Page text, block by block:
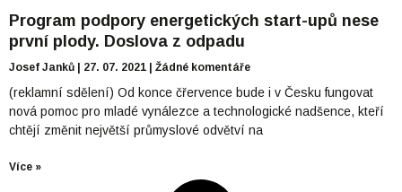
Program podpory energetických start-upů nese
první plody. Doslova z odpadu
Josef Janků 27. 07. 2021 Žádné komentáře
(reklamní sdělení) Od konce čřervence bude i v Česku fungovat
nová pomoc pro mladé vynálezce a technologické nadšence, kteří
chtějí změnit největší průmyslové odvětví na
Více »